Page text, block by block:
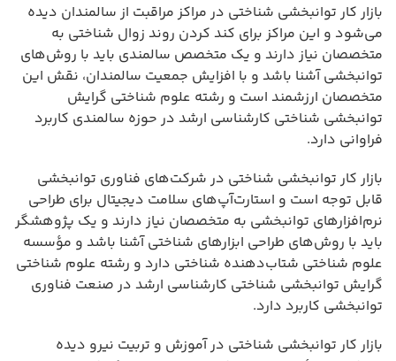
بازار کار توانبخشی شناختی در مراکز مراقبت از سالمندان دیده
می‌شود و این مراکز برای کند کردن روند زوال شناختی به
متخصصان نیاز دارند و یک متخصص سالمندی باید با روش‌های
توانبخشی آشنا باشد و با افزایش جمعیت سالمندان، نقش این
متخصصان ارزشمند است و رشته علوم شناختی گرایش
توانبخشی شناختی کارشناسی ارشد در حوزه سالمندی کاربرد
فراوانی دارد.
بازار کار توانبخشی شناختی در شرکت‌های فناوری توانبخشی
قابل توجه است و استارت‌آپ‌های سلامت دیجیتال برای طراحی
نرم‌افزارهای توانبخشی به متخصصان نیاز دارند و یک پژوهشگر
باید با روش‌های طراحی ابزارهای شناختی آشنا باشد و مؤسسه
علوم شناختی شتاب‌دهنده شناختی دارد و رشته علوم شناختی
گرایش توانبخشی شناختی کارشناسی ارشد در صنعت فناوری
توانبخشی کاربرد دارد.
بازار کار توانبخشی شناختی در آموزش و تربیت نیرو دیده